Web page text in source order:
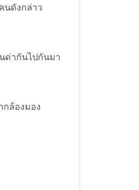
นดังกล่าว
ด่ากันไปกันมา
ล้องมอง